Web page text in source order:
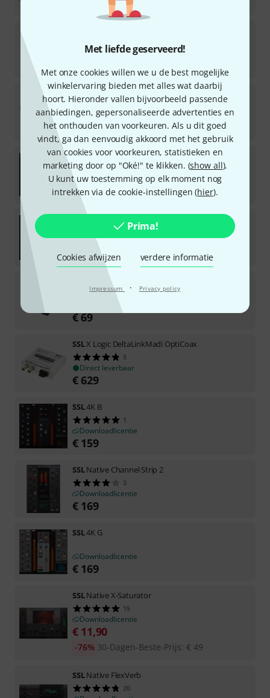
Met liefde geserveerd!
Met onze cookies willen we u de best mogelijke
winkelervaring bieden met alles wat daarbij
hoort. Hieronder vallen bijvoorbeeld passende
aanbiedingen, gepersonaliseerde advertenties en
het onthouden van voorkeuren. Als u dit goed
vindt, ga dan eenvoudig akkoord met het gebruik
van cookies voor voorkeuren, statistieken en
marketing door op "Oké!" te klikken. (show all).
U kunt uw toestemming op elk moment nog
intrekken via de cookie-instellingen (hier).
Prima!
Cookies afwijzen verdere informatie
Impressum · Privacy policy
Direct leverbaar
SSLUC1 Decksaver Bundle
Direct leverbaar
€645
SSLMeter Pro
2
Downloadlicentie
€99
Downloadlicentie
€169
UF8 Rack Mount Kit
5
Direct leverbaar
€69
SSLX Logic DeltaLinkMadi OptiCoax
5
Direct leverbaar
€ 629
SSL4K B
1
Downloadlicentie
€ 159
SSLNative Channel Strip 2
3
Downloadlicentie
€ 169
SSL4K G
Downloadlicentie
€ 169
SSLNative X-Saturator
15
Downloadlicentie
€ 11,90
30-Dagen-Beste-Prijs: € 49
-76%
SSLNative FlexVerb
20